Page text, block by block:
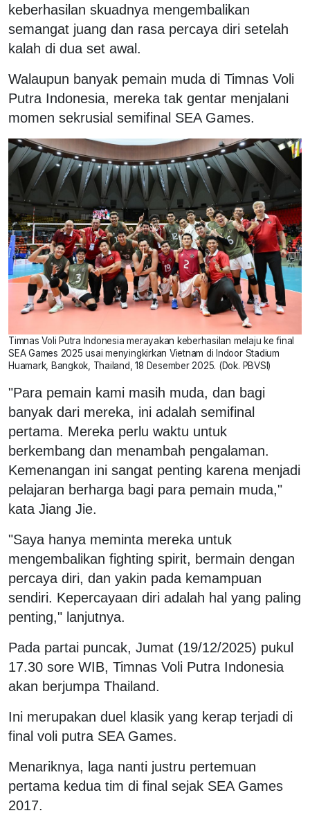
keberhasilan skuadnya mengembalikan
semangat juang dan rasa percaya diri setelah
kalah di dua set awal.
Walaupun banyak pemain muda di Timnas Voli
Putra Indonesia, mereka tak gentar menjalani
momen sekrusial semifinal SEA Games.
Timnas Voli Putra Indonesia merayakan keberhasilan melaju ke final
SEA Games 2025 usai menyingkirkan Vietnam di Indoor Stadium
Huamark, Bangkok, Thailand, 18 Desember 2025. (Dok. PBVSI)
"Para pemain kami masih muda, dan bagi
banyak dari mereka, ini adalah semifinal
pertama. Mereka perlu waktu untuk
berkembang dan menambah pengalaman.
Kemenangan ini sangat penting karena menjadi
pelajaran berharga bagi para pemain muda,"
kata Jiang Jie.
"Saya hanya meminta mereka untuk
mengembalikan fighting spirit, bermain dengan
percaya diri, dan yakin pada kemampuan
sendiri. Kepercayaan diri adalah hal yang paling
penting," lanjutnya.
Pada partai puncak, Jumat (19/12/2025) pukul
17.30 sore WIB, Timnas Voli Putra Indonesia
akan berjumpa Thailand.
Ini merupakan duel klasik yang kerap terjadi di
final voli putra SEA Games.
Menariknya, laga nanti justru pertemuan
pertama kedua tim di final sejak SEA Games
2017.